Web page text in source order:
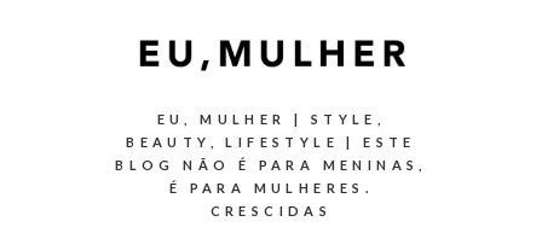
EU, MULHER | STYLE,
BEAUTY, LIFESTYLE | ESTE
BLOG NÃO É PARA MENINAS,
É PARA MULHERES.
CRESCIDAS